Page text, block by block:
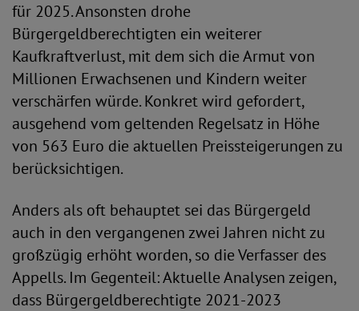
für 2025. Ansonsten drohe
Bürgergeldberechtigten ein weiterer
Kaufkraftverlust, mit dem sich die Armut von
Millionen Erwachsenen und Kindern weiter
verschärfen würde. Konkret wird gefordert,
ausgehend vom geltenden Regelsatz in Höhe
von 563 Euro die aktuellen Preissteigerungen zu
berücksichtigen.
Anders als oft behauptet sei das Bürgergeld
auch in den vergangenen zwei Jahren nicht zu
großzügig erhöht worden, so die Verfasser des
Appells. Im Gegenteil: Aktuelle Analysen zeigen,
dass Bürgergeldberechtigte 2021-2023